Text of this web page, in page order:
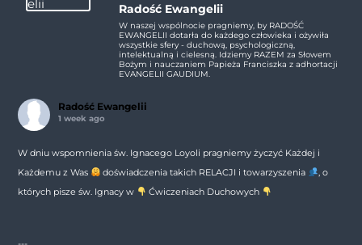
Radość Ewangelii
W naszej wspólnocie pragniemy, by RADOŚĆ
EWANGELII dotarła do każdego człowieka i ożywiła
wszystkie sfery - duchową, psychologiczną,
intelektualną i cielesną. Idziemy RAZEM za Słowem
Bożym i nauczaniem Papieża Franciszka z adhortacji
EVANGELII GAUDIUM.
Radość Ewangelii
1 week ago
W dniu wspomnienia św. Ignacego Loyoli pragniemy życzyć Każdej i
Każdemu z Was
doświadczenia takich RELACJI i towarzyszenia
, o
których pisze św. Ignacy w
Ćwiczeniach Duchowych